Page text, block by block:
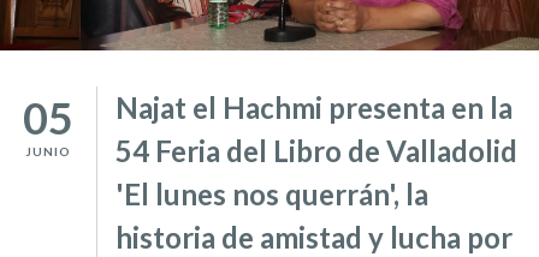
05
JUNIO
Najat el Hachmi presenta en la
54 Feria del Libro de Valladolid
'El lunes nos querrán', la
historia de amistad y lucha por